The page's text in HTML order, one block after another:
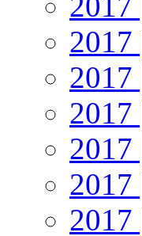
2017
2017
2017
2017
2017